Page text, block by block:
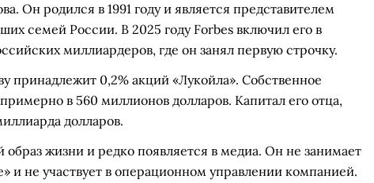
Он родился в 1991 году и является представителем
семей России. В 2025 году Forbes включил его в
миллиардеров, где он занял первую строчку.
принадлежит 0,2% акций «Лукойла». Собственное
в 560 миллионов долларов. Капитал его отца,
долларов.
жизни и редко появляется в медиа. Он не занимает
и не участвует в операционном управлении компанией.